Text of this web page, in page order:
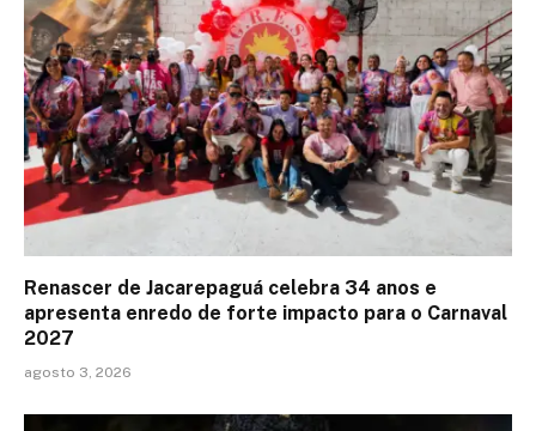
Renascer de Jacarepaguá celebra 34 anos e
apresenta enredo de forte impacto para o Carnaval
2027
agosto 3, 2026